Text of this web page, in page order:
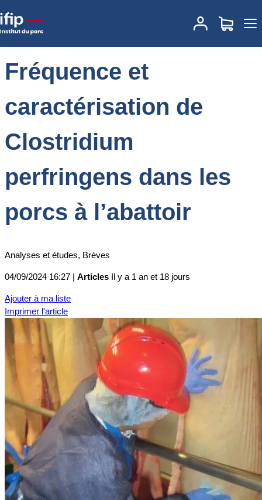
Accueil
Fréquence et caractérisation de Clostridium
perfringens dans les porcs à l’abattoir
Fréquence et
caractérisation de
Clostridium
perfringens dans les
porcs à l’abattoir
Analyses et études, Brèves
04/09/2024 16:27 | Articles Il y a 1 an et 18 jours
Ajouter à ma liste
Imprimer l'article